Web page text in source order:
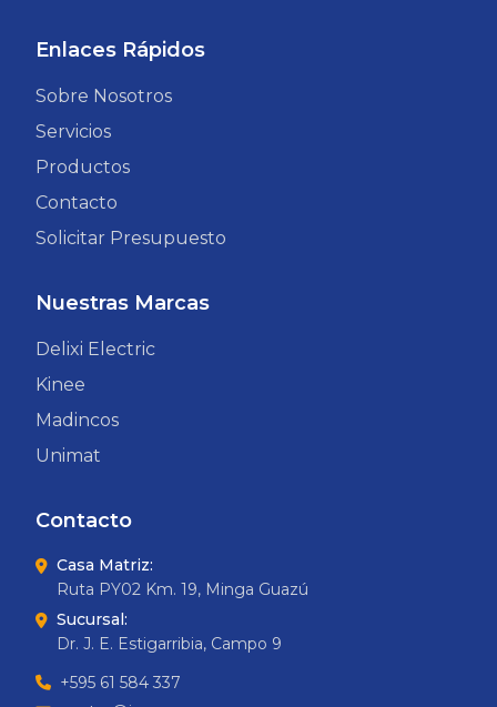
Enlaces Rápidos
Sobre Nosotros
Servicios
Productos
Contacto
Solicitar Presupuesto
Nuestras Marcas
Delixi Electric
Kinee
Madincos
Unimat
Contacto
Casa Matriz:
Ruta PY02 Km. 19, Minga Guazú
Sucursal:
Dr. J. E. Estigarribia, Campo 9
+595 61 584 337